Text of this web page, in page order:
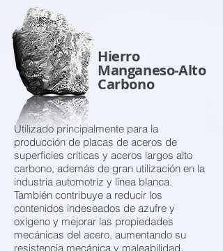
Utilizado principalmente para la
producción de placas de aceros de
superficies críticas y aceros largos alto
carbono, además de gran utilización en la
industria automotriz y línea blanca.
También contribuye a reducir los
contenidos indeseados de azufre y
oxígeno y mejorar las propiedades
mecánicas del acero, aumentando su
resistencia mecánica y maleabilidad.
Hierro
Manganeso-Alto
Carbono